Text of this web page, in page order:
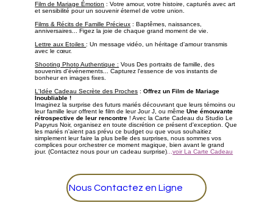
Film de Mariage Émotion : Votre amour, votre histoire, capturés avec art
et sensibilité pour un souvenir éternel de votre union.
Films & Récits de Famille Précieux : Baptêmes, naissances,
anniversaires... Figez la joie de chaque grand moment de vie.
Lettre aux Etoiles: Un message vidéo, un héritage d'amour transmis
avec le cœur.
Shooting Photo Authentique : Vous Des portraits de famille, des
souvenirs d'événements... Capturez l'essence de vos instants de
bonheur en images fixes.
L'Idée Cadeau Secrète des Proches :Offrez un Film de Mariage
Inoubliable !
Imaginez la surprise des futurs mariés découvrant que leurs témoins ou
leur famille leur offrent le film de leur Jour J, ou mêmeUne émouvante
rétrospective de leur rencontre ! Avec la Carte Cadeau du Studio Le
Papyrus Noir, organisez en toute discrétion ce présent d'exception. Que
les mariés n'aient pas prévu ce budget ou que vous souhaitiez
simplement leur faire la plus belle des surprises, nous sommes vos
complices pour orchestrer ce moment magique, bien avant le grand
jour. (Contactez nous pour un cadeau surprise) ...voirLa Carte Cadeau
Nous Contactez en Ligne